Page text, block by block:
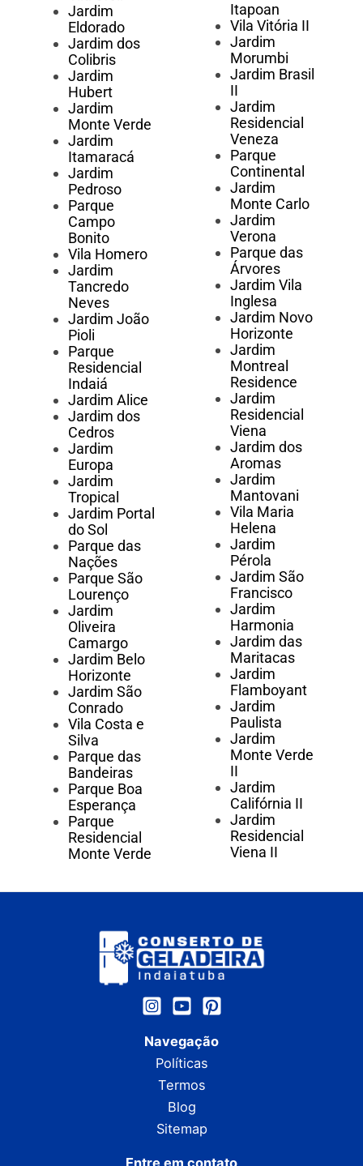
Jardim
Eldorado
Jardim dos
Colibris
Jardim
Hubert
Jardim
Monte Verde
Jardim
Itamaracá
Jardim
Pedroso
Parque
Campo
Bonito
Vila Homero
Jardim
Tancredo
Neves
Jardim João
Pioli
Parque
Residencial
Indaiá
Jardim Alice
Jardim dos
Cedros
Jardim
Europa
Jardim
Tropical
Jardim Portal
do Sol
Parque das
Nações
Parque São
Lourenço
Jardim
Oliveira
Camargo
Jardim Belo
Horizonte
Jardim São
Conrado
Vila Costa e
Silva
Parque das
Bandeiras
Parque Boa
Esperança
Parque
Residencial
Monte Verde
Itapoan
Vila Vitória II
Jardim
Morumbi
Jardim Brasil
II
Jardim
Residencial
Veneza
Parque
Continental
Jardim
Monte Carlo
Jardim
Verona
Parque das
Árvores
Jardim Vila
Inglesa
Jardim Novo
Horizonte
Jardim
Montreal
Residence
Jardim
Residencial
Viena
Jardim dos
Aromas
Jardim
Mantovani
Vila Maria
Helena
Jardim
Pérola
Jardim São
Francisco
Jardim
Harmonia
Jardim das
Maritacas
Jardim
Flamboyant
Jardim
Paulista
Jardim
Monte Verde
II
Jardim
Califórnia II
Jardim
Residencial
Viena II
Navegação
Políticas
Termos
Blog
Sitemap
Entre em contato